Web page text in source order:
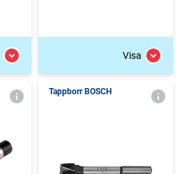
Visa
Tappborr BOSCH